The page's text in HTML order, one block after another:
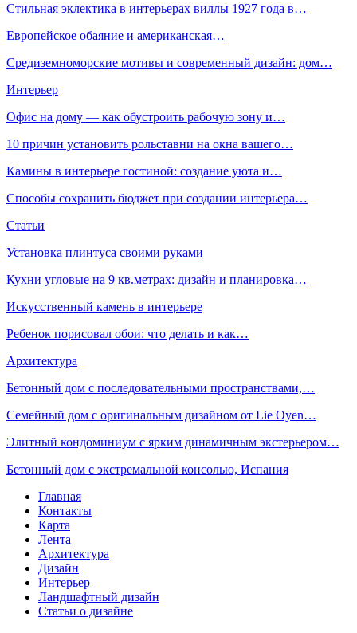
Стильная эклектика в интерьерах виллы 1927 года в…
Европейское обаяние и американская…
Средиземноморские мотивы и современный дизайн: дом…
Интерьер
Офис на дому — как обустроить рабочую зону и…
10 причин установить рольставни на окна вашего…
Камины в интерьере гостиной: создание уюта и…
Способы сохранить бюджет при создании интерьера…
Статьи
Установка плинтуса своими руками
Кухни угловые на 9 кв.метрах: дизайн и планировка…
Искусственный камень в интерьере
Ребенок порисовал обои: что делать и как…
Архитектура
Бетонный дом с последовательными пространствами,…
Семейный дом с оригинальным дизайном от Lie Oyen…
Элитный кондоминиум с ярким динамичным экстерьером…
Бетонный дом с экстремальной консолью, Испания
Главная
Контакты
Карта
Лента
Архитектура
Дизайн
Интерьер
Ландшафтный дизайн
Статьи о дизайне